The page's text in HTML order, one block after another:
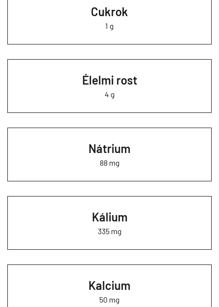
Cukrok
1 g
Élelmi rost
4 g
Nátrium
88 mg
Kálium
335 mg
Kalcium
50 mg